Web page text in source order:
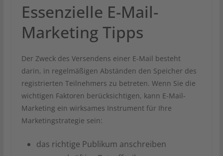
Essenzielle E-Mail-
Marketing Tipps
Der Zweck des Versendens einer E-Mail besteht
darin, in regelmäßigen Abständen den Speicher des
registrierten Teilnehmers zu betreten. Wenn Sie die
wichtigen Faktoren berücksichtigen, kann E-Mail-
Marketing ein wirksames Instrument für Ihre
Marketingstrategie sein:
das richtige Publikum anschreiben